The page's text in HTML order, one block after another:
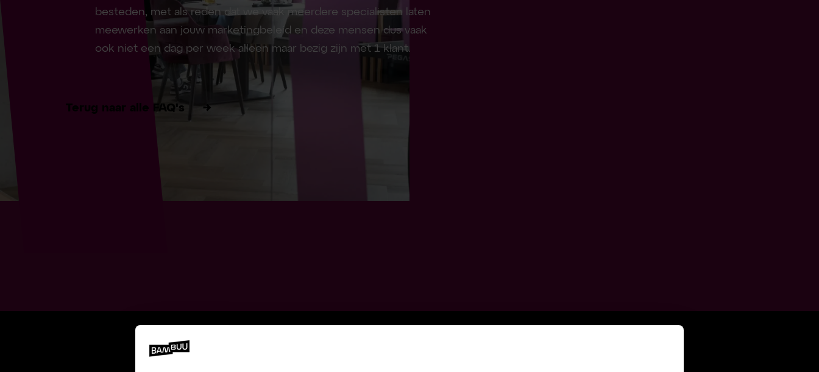
besteden, met als reden dat we vaak meerdere specialisten laten
meewerken aan jouw marketingbeleid en deze mensen dus vaak
ook niet een dag per week alleen maar bezig zijn met 1 klant.
Terug naar alle FAQ's →